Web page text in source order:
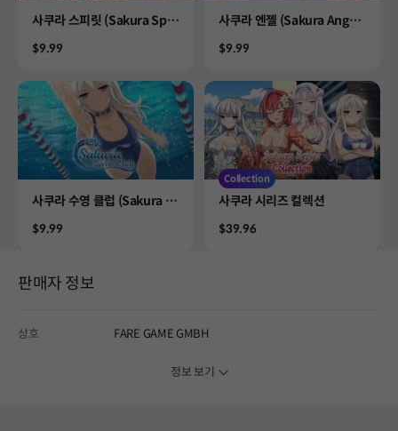
Product
사쿠라 스피릿 (Sakura Spiri
Price
$9.99
Product
사쿠라 엔젤 (Sakura Angel
Price
$9.99
Product
사쿠라 수영 클럽 (Sakura S
Price
$9.99
Collection
Product
사쿠라 시리즈 컬렉션
Price
$39.96
판매자 정보
상호 FARE GAME GMBH
정보 보기